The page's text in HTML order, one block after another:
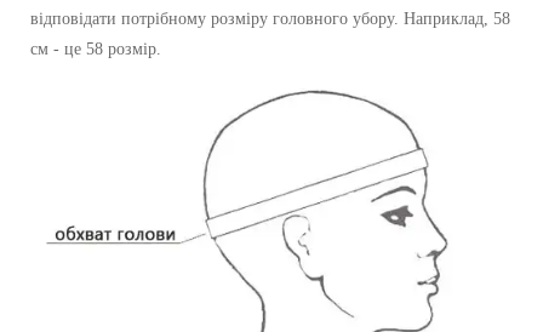
відповідати потрібному розміру головного убору. Наприклад, 58
см - це 58 розмір.